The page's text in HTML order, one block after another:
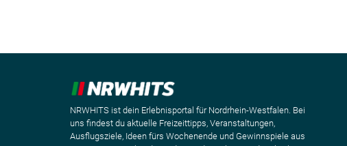
NRWHITS ist dein Erlebnisportal für Nordrhein-Westfalen. Bei
uns findest du aktuelle Freizeittipps, Veranstaltungen,
Ausflugsziele, Ideen fürs Wochenende und Gewinnspiele aus